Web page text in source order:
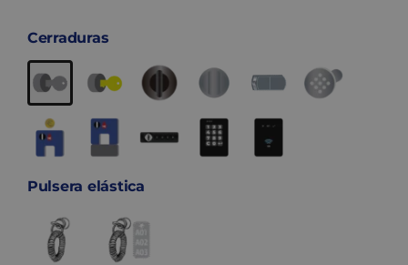
Cerraduras
Pulsera elástica